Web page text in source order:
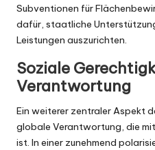
Subventionen für
dafür, staatliche
Leistungen auszurichten.
Soziale
Verantwortung
Ein weiterer zentraler Aspekt
globale Verantwortung, die
ist. In einer zunehmend